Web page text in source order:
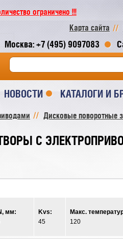
ограничено !!!
Карта сайта
Москва: +7 (495) 9097083
НОВОСТИ КАТАЛОГИ И
Дисковые поворотные
C
мм:
Kvs:
45
Макс.
120